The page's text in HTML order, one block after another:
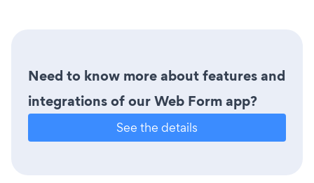
Need to know more about features and
integrations of our Web Form app?
See the details